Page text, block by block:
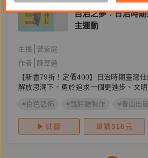
自治之夢：日治時
主運動
主播
曾紫庭
作者
陳翠蓮
【新書79折！定價400】日治時期臺灣
解放思潮下，勇於追求一個更進步、文明
#白色恐怖 #鏡好聽製作 #春山出
試聽 單購316 元